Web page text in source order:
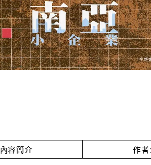
內容簡介 作